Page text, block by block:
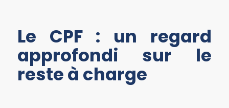
Le CPF : un regard
approfondi sur le
reste à charge